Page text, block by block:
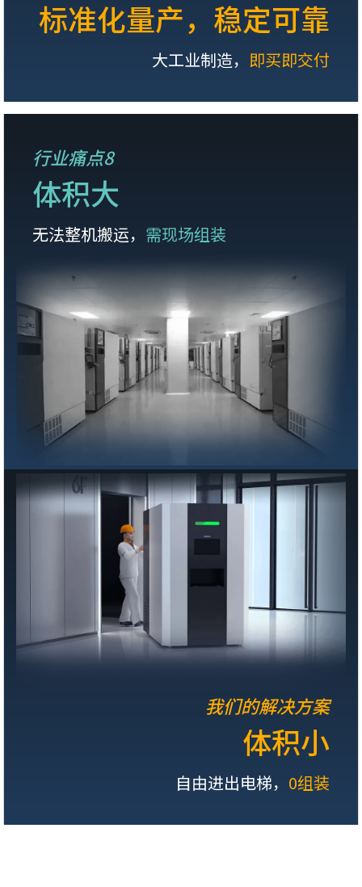
标准化量产，稳定可靠
大工业制造， 即买即交付
行业痛点8
体积大
无法整机搬运， 需现场组装
我们的解决方案
体积小
自由进出电梯， 0组装